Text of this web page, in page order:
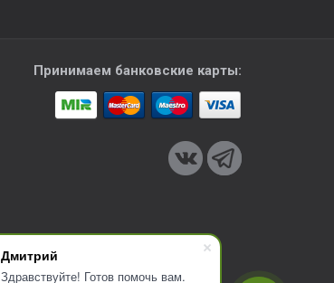
Дмитрий
Здравствуйте! Готов помочь вам.
Принимаем банковские карты: